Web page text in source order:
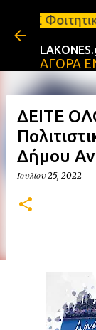
προς
ΑΓΟΡΑ
ΔΕΙΤΕ
Δήμου
Ιουλίου 25, 2022